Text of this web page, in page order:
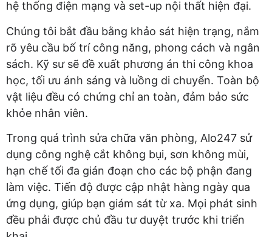
hệ thống điện mạng và set-up nội thất hiện đại.
Chúng tôi bắt đầu bằng khảo sát hiện trạng, nắm
rõ yêu cầu bố trí công năng, phong cách và ngân
sách. Kỹ sư sẽ đề xuất phương án thi công khoa
học, tối ưu ánh sáng và luồng di chuyển. Toàn bộ
vật liệu đều có chứng chỉ an toàn, đảm bảo sức
khỏe nhân viên.
Trong quá trình sửa chữa văn phòng, Alo247 sử
dụng công nghệ cắt không bụi, sơn không mùi,
hạn chế tối đa gián đoạn cho các bộ phận đang
làm việc. Tiến độ được cập nhật hàng ngày qua
ứng dụng, giúp bạn giám sát từ xa. Mọi phát sinh
đều phải được chủ đầu tư duyệt trước khi triển